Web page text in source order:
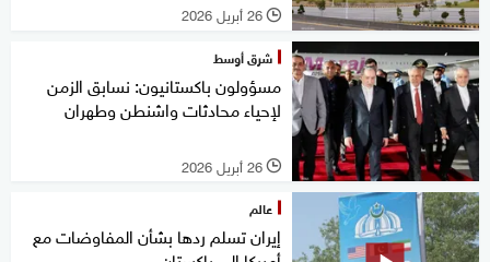
l 26 أبريل 2026
شرق أوسط
مسؤولون باكستانيون: نسابق الزمن
لإحياء محادثات واشنطن وطهران
l 26 أبريل 2026
عالم
إيران تسلم ردها بشأن المفاوضات مع